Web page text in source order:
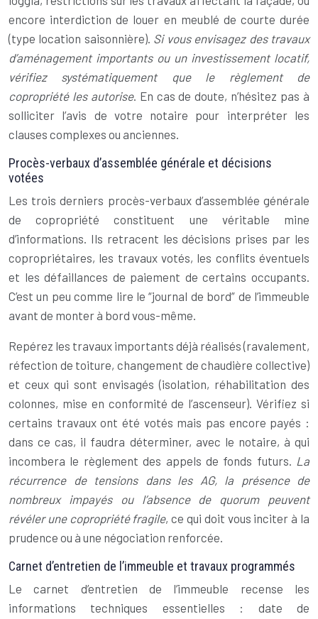
encore interdiction de louer en meublé de courte durée
(type location saisonnière). Si vous envisagez des travaux
d’aménagement importants ou un investissement locatif,
vérifiez systématiquement que le règlement de
copropriété les autorise. En cas de doute, n’hésitez pas à
solliciter l’avis de votre notaire pour interpréter les
clauses complexes ou anciennes.
Procès-verbaux d’assemblée générale et décisions
votées
Les trois derniers procès-verbaux d’assemblée générale
de copropriété constituent une véritable mine
d’informations. Ils retracent les décisions prises par les
copropriétaires, les travaux votés, les conflits éventuels
et les défaillances de paiement de certains occupants.
C’est un peu comme lire le “journal de bord” de l’immeuble
avant de monter à bord vous-même.
Repérez les travaux importants déjà réalisés (ravalement,
réfection de toiture, changement de chaudière collective)
et ceux qui sont envisagés (isolation, réhabilitation des
colonnes, mise en conformité de l’ascenseur). Vérifiez si
certains travaux ont été votés mais pas encore payés :
dans ce cas, il faudra déterminer, avec le notaire, à qui
incombera le règlement des appels de fonds futurs. La
récurrence de tensions dans les AG, la présence de
nombreux impayés ou l’absence de quorum peuvent
révéler une copropriété fragile, ce qui doit vous inciter à la
prudence ou à une négociation renforcée.
Carnet d’entretien de l’immeuble et travaux programmés
Le carnet d’entretien de l’immeuble recense les
informations techniques essentielles : date de